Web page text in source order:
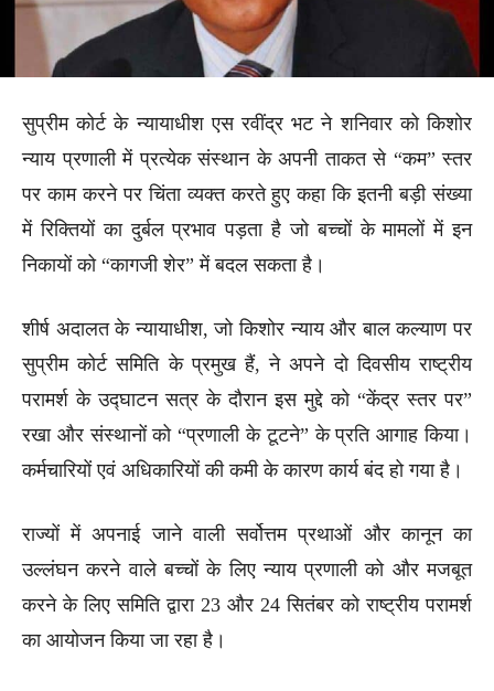
सुप्रीम कोर्ट के न्यायाधीश एस रवींद्र भट ने शनिवार को किशोर
न्याय प्रणाली में प्रत्येक संस्थान के अपनी ताकत से “कम” स्तर
पर काम करने पर चिंता व्यक्त करते हुए कहा कि इतनी बड़ी संख्या
में रिक्तियों का दुर्बल प्रभाव पड़ता है जो बच्चों के मामलों में इन
निकायों को “कागजी शेर” में बदल सकता है।
शीर्ष अदालत के न्यायाधीश, जो किशोर न्याय और बाल कल्याण पर
सुप्रीम कोर्ट समिति के प्रमुख हैं, ने अपने दो दिवसीय राष्ट्रीय
परामर्श के उद्घाटन सत्र के दौरान इस मुद्दे को “केंद्र स्तर पर”
रखा और संस्थानों को “प्रणाली के टूटने” के प्रति आगाह किया।
कर्मचारियों एवं अधिकारियों की कमी के कारण कार्य बंद हो गया है।
राज्यों में अपनाई जाने वाली सर्वोत्तम प्रथाओं और कानून का
उल्लंघन करने वाले बच्चों के लिए न्याय प्रणाली को और मजबूत
करने के लिए समिति द्वारा 23 और 24 सितंबर को राष्ट्रीय परामर्श
का आयोजन किया जा रहा है।